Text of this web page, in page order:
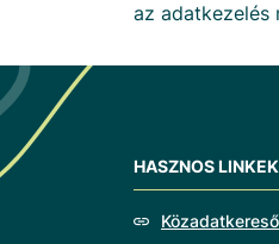
az adatkezelés
HASZNOS LINKEK
Közadatkereső